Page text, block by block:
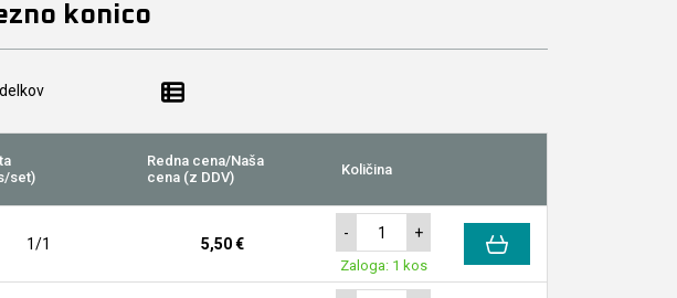
konico
set)
Redna cena/Naša
cena (z DDV)
Količina
1/1 5,50 €
- +
Zaloga: 1 kos